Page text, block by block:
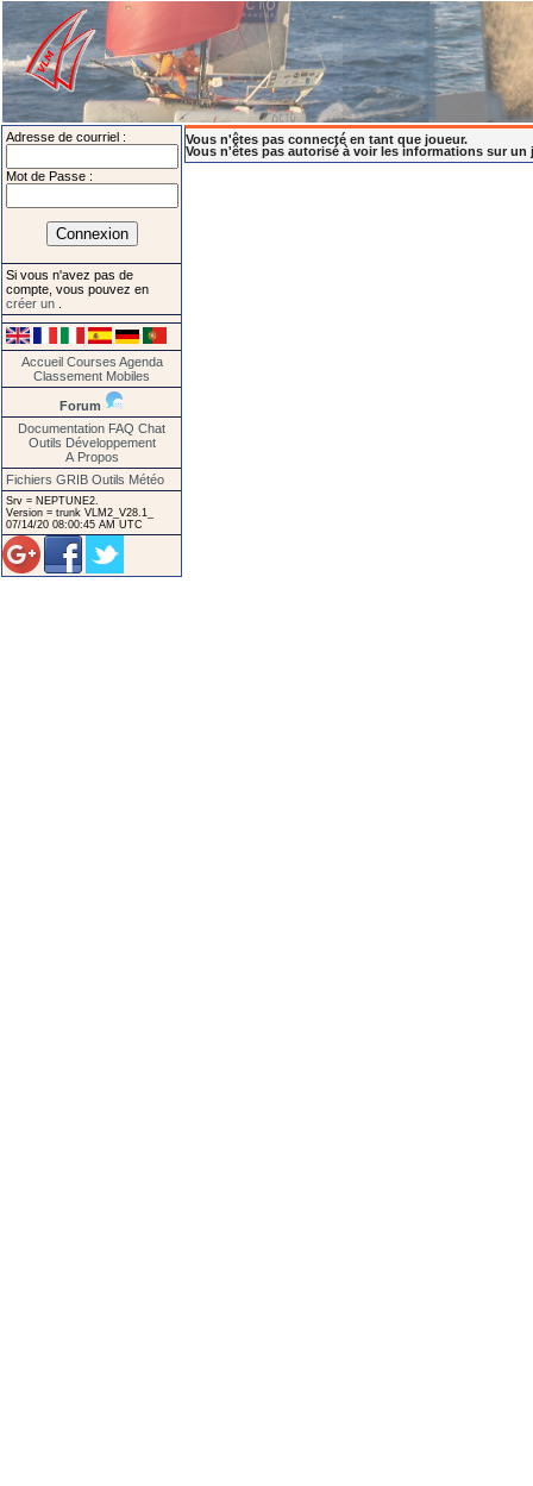
Adresse de courriel :
Mot de Passe :
Si vous n'avez pas de
compte, vous pouvez en
créer un
Accueil Courses Agenda
Classement Mobiles
Forum
Documentation FAQ Chat
Outils Développement
A Propos
Fichiers GRIB Outils Météo
Srv = NEPTUNE2.
Version = trunk VLM2_V28.1_
07/14/20 08:00:45 AM UTC
Vous n'êtes pas connecté en tant que joueur.
Vous n'êtes pas autorisé à voir les informations sur un